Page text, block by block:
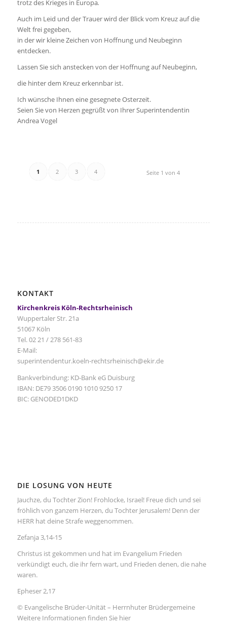
trotz des Krieges in Europa.
Auch im Leid und der Trauer wird der Blick vom Kreuz auf die
Welt frei gegeben,
in der wir kleine Zeichen von Hoffnung und Neubeginn
entdecken.
Lassen Sie sich anstecken von der Hoffnung auf Neubeginn,
die hinter dem Kreuz erkennbar ist.
Ich wünsche Ihnen eine gesegnete Osterzeit.
Seien Sie von Herzen gegrüßt von Ihrer Superintendentin
Andrea Vogel
Seite 1 von 4
1 2 3 4
KONTAKT
Kirchenkreis Köln-Rechtsrheinisch
Wuppertaler Str. 21a
51067 Köln
Tel. 02 21 / 278 561-83
E-Mail:
superintendentur.koeln-rechtsrheinisch@ekir.de
Bankverbindung: KD-Bank eG Duisburg
IBAN: DE79 3506 0190 1010 9250 17
BIC: GENODED1DKD
DIE LOSUNG VON HEUTE
Jauchze, du Tochter Zion! Frohlocke, Israel! Freue dich und sei
fröhlich von ganzem Herzen, du Tochter Jerusalem! Denn der
HERR hat deine Strafe weggenommen.
Zefanja 3,14-15
Christus ist gekommen und hat im Evangelium Frieden
verkündigt euch, die ihr fern wart, und Frieden denen, die nahe
waren.
Epheser 2,17
© Evangelische Brüder-Unität – Herrnhuter Brüdergemeine
Weitere Informationen finden Sie hier